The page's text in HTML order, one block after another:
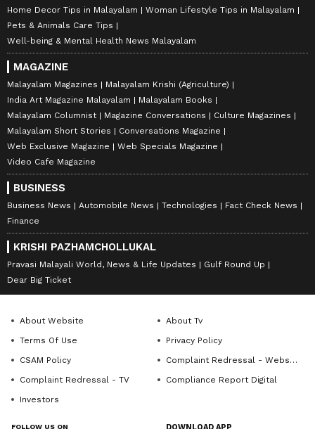
Home Decor Tips in Malayalam
Woman Lifestyle Tips in Malayalam
Pets & Animals Care Tips
Well-being & Mental Health News Malayalam
MAGAZINE
Malayalam Magazines
Malayalam Krishi (Agriculture)
India Art Magazine Malayalam
Malayalam Books
Malayalam Columnist
Magazine Conversations
Culture Magazines
Malayalam Short Stories
Conversations Magazine
Web Exclusive Magazine
Web Specials Magazine
Video Cafe Magazine
BUSINESS
Business News Automobile News Technologies
Fact Check News
Finance
KRISHI PAZHAMCHOLLUKAL
Pravasi Malayali World, News & Life Updates
Gulf Round Up
Dear Big Ticket
About Website
About Tv
Terms Of Use
Privacy Policy
CSAM Policy
Complaint Redressal - Website
Complaint Redressal - TV
Compliance Report Digital
Investors
FOLLOW US ON DOWNLOAD APP